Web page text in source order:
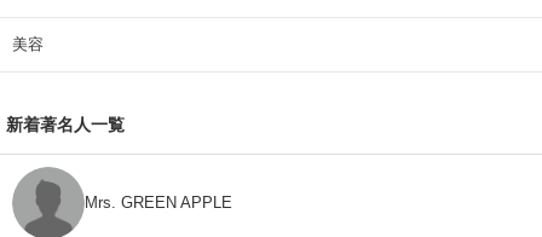
美容
新着著名人一覧
Mrs. GREEN APPLE